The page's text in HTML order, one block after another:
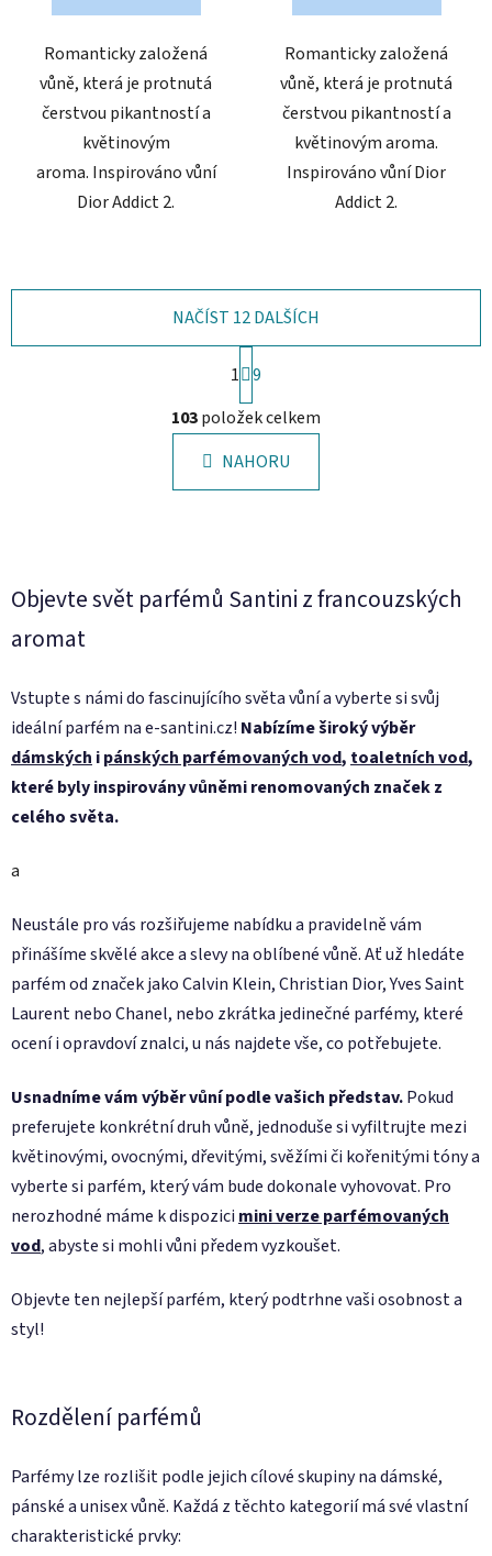
Romanticky založená
vůně, která je protnutá
čerstvou pikantností a
květinovým
aroma. Inspirováno vůní
Dior Addict 2.
Romanticky založená
vůně, která je protnutá
čerstvou pikantností a
květinovým aroma.
Inspirováno vůní Dior
Addict 2.
O
v
l
á
d
p
r
y
v
ý
p
i
NAČÍST 12 DALŠÍCH
S
t
r
á
n
k
1 9
103položek celkem
NAHORU
Objevte svět parfémů Santini z francouzských
aromat
Vstupte s námi do fascinujícího světa vůní a vyberte si svůj
ideální parfém na e-santini.cz! Nabízíme široký výběr
dámských ipánských parfémovaných vod, toaletních vod,
které byly inspirovány vůněmi renomovaných značek z
celého světa.
a
Neustále pro vás rozšiřujeme nabídku a pravidelně vám
přinášíme skvělé akce a slevy na oblíbené vůně. Ať už hledáte
parfém od značek jako Calvin Klein, Christian Dior, Yves Saint
Laurent nebo Chanel, nebo zkrátka jedinečné parfémy, které
ocení i opravdoví znalci, u nás najdete vše, co potřebujete.
Usnadníme vám výběr vůní podle vašich představ.Pokud
preferujete konkrétní druh vůně, jednoduše si vyfiltrujte mezi
květinovými, ovocnými, dřevitými, svěžími či kořenitými tóny a
vyberte si parfém, který vám bude dokonale vyhovovat. Pro
nerozhodné máme k dispozici mini verze parfémovaných
vod, abyste si mohli vůni předem vyzkoušet.
Objevte ten nejlepší parfém, který podtrhne vaši osobnost a
styl!
Rozdělení parfémů
Parfémy lze rozlišit podle jejich cílové skupiny na dámské,
pánské a unisex vůně. Každá z těchto kategorií má své vlastní
charakteristické prvky: